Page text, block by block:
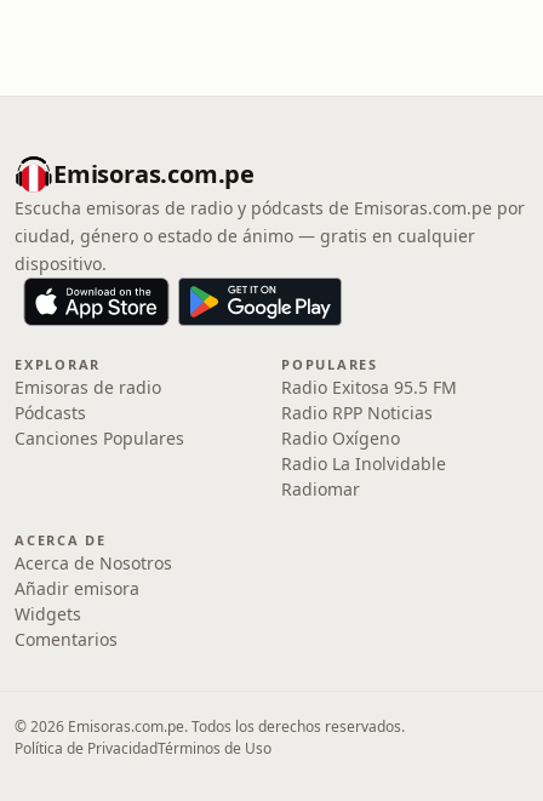
Emisoras.com.pe
Escucha emisoras de radio y pódcasts de Emisoras.com.pe por
ciudad, género o estado de ánimo — gratis en cualquier
dispositivo.
EXPLORAR
Emisoras de radio
Pódcasts
Canciones Populares
POPULARES
Radio Exitosa 95.5 FM
Radio RPP Noticias
Radio Oxígeno
Radio La Inolvidable
Radiomar
ACERCA DE
Acerca de Nosotros
Añadir emisora
Widgets
Comentarios
© 2026 Emisoras.com.pe. Todos los derechos reservados.
Política de PrivacidadTérminos de Uso